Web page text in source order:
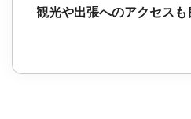
観光や出張へのアクセスも